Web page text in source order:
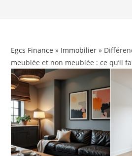
Egcs Finance » Immobilier »
meublée et non meublée : ce qu’il